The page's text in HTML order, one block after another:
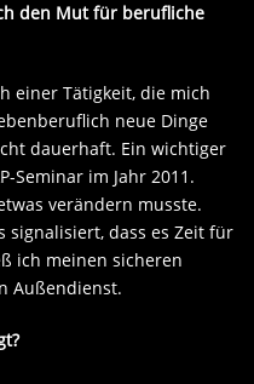
den Mut für berufliche
einer Tätigkeit, die mich
neue Dinge
dauerhaft. Ein wichtiger
Seminar im Jahr 2011.
verändern musste.
signalisiert, dass es Zeit für
ich meinen sicheren
Außendienst.